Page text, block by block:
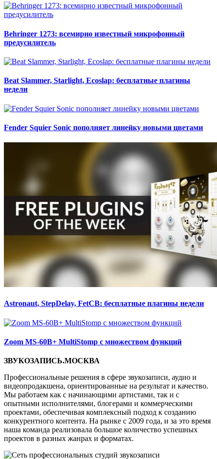
Behringer 1273: всемирно известный микрофонный
предусилитель
Beat Slammer, Starlight, Ecoslap: бесплатные плагины
недели
Fender Squier Sonic пополняет линейку новыми цветами
Astronaut, StepDelay, FetCB: бесплатные плагины недели
Zoom MS-60B+ MultiStomp с множеством функций
ЗВУКОЗАПИСЬ.МОСКВА
Профессиональные решения в сфере звукозаписи, аудио и
видеопродакшена, ориентированные на результат и качество.
Мы работаем как с начинающими артистами, так и с
опытными исполнителями, блогерами и коммерческими
проектами, обеспечивая комплексный подход к созданию
конкурентного контента. На рынке с 2009 года, и за это время
наша команда реализовала большое количество успешных
проектов в разных жанрах и форматах.